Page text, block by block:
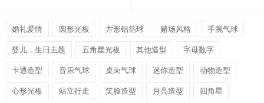
婚礼爱情 圆形光板 方形铝箔球 赌场风格 手腕气球
婴儿，生日主题 五角星光板 其他造型 字母数字
卡通造型 音乐气球 桌束气球 迷你造型 动物造型
心形光板 站立行走 笑脸造型 月亮造型 四角星